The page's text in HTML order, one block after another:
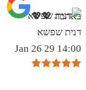
באהבה 💖💖
דנית שפשא
14:00 29 Jan 26